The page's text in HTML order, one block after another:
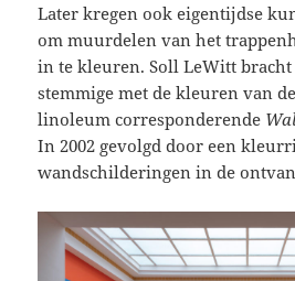
Later kregen ook eigentijdse
om muurdelen van het
in te kleuren. Soll LeWitt bracht
stemmige met de kleuren van
linoleum corresponderende
In 2002 gevolgd door een
wandschilderingen in de